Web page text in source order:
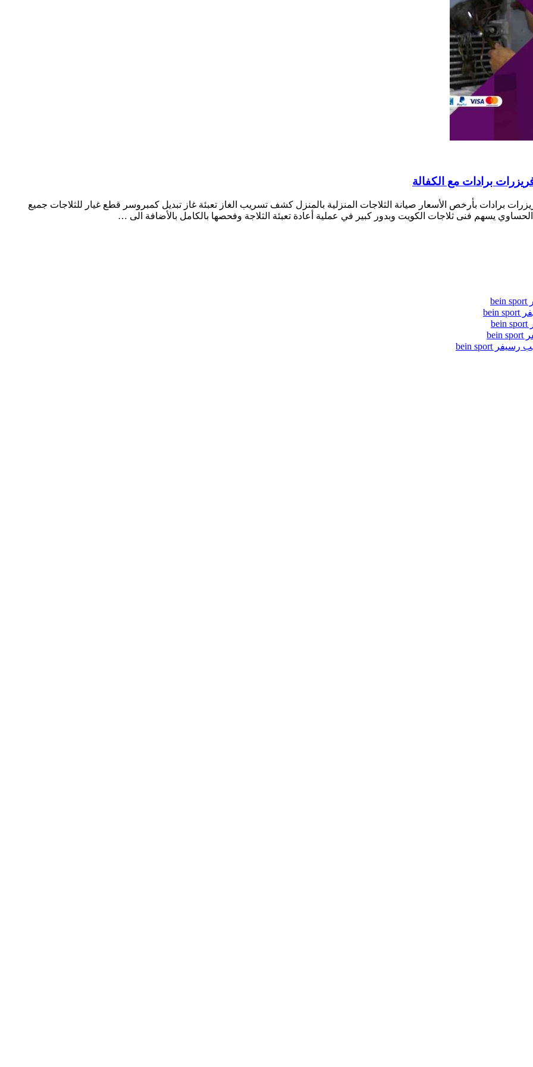
برادات بأرخص الأسعار صيانة الثلاجات المنزلية بالمنزل كشف تسريب الغاز تعبئة غاز تبديل كمبروسر قطع غيار للثلاجات جميع
يسهم فنى ثلاجات الكويت وبدور كبير في عملية أعادة تعبئة الثلاجة وفحصها بالكامل بالأضافة الى …